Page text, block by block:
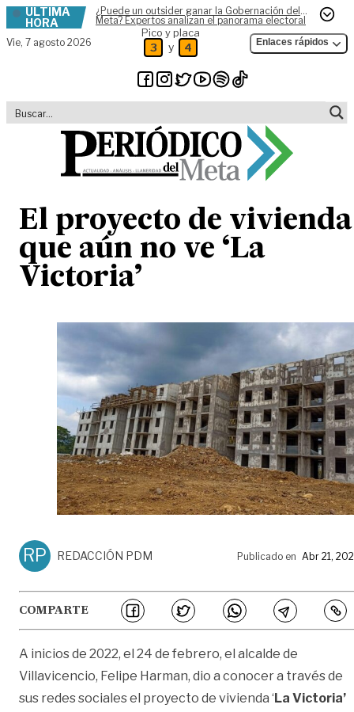
Skip to content
ÚLTIMA
HORA
¿Puede un outsider ganar la Gobernación del
Meta? Expertos analizan el panorama electoral
Vie, 7 agosto 2026
Pico y placa
3 y 4 Enlaces rápidos
El proyecto de vivienda
que aún no ve ‘La
Victoria’
RP REDACCIÓN PDM Publicado en Abr 21,
COMPARTE
A inicios de 2022, el 24 de febrero, el alcalde de
Villavicencio, Felipe Harman, dio a conocer a través de
sus redes sociales el proyecto de vivienda ‘La Victoria’